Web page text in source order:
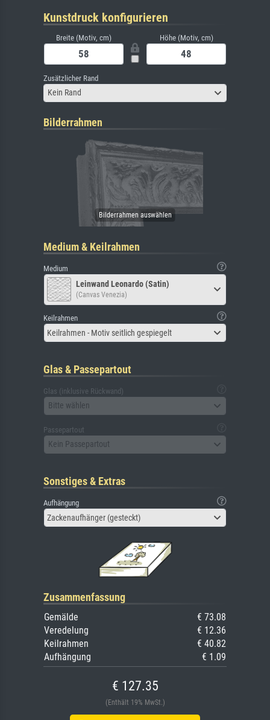
Kunstdruck konfigurieren
Breite (Motiv, cm) Höhe (Motiv, cm)
Zusätzlicher Rand
Kein Rand
Bilderrahmen
Medium & Keilrahmen
Medium
Leinwand Leonardo (Satin)
(Canvas Venezia)
Keilrahmen
Keilrahmen - Motiv seitlich gespiegelt
Glas & Passepartout
Glas (inklusive Rückwand)
Bitte wählen
Passepartout
Kein Passepartout
Sonstiges & Extras
Aufhängung
Zackenaufhänger (gesteckt)
Zusammenfassung
Gemälde
€ 73.08
Veredelung
€ 12.36
Keilrahmen
€ 40.82
Aufhängung
€ 1.09
€ 127.35
(Enthält 19% MwSt.)